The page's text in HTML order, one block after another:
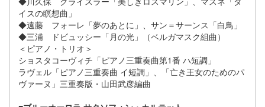
イスの瞑想曲」
◆遠藤 フォーレ「夢のあとに」、サン＝サーンス「白鳥」
◆三浦 ドビュッシー「月の光」（ベルガマスク組曲）
＜ピアノ・トリオ＞
ショスタコーヴィチ「ピアノ三重奏曲第1番 ハ短調」
ラヴェル「ピアノ三重奏曲 イ短調」、「亡き王女のためのパ
ヴァーヌ」三重奏版・山田武彦編曲